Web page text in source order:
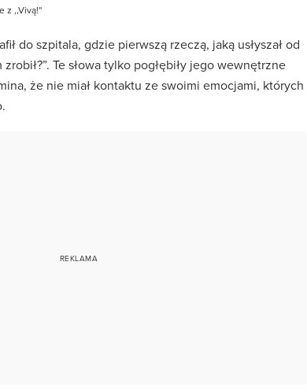
z ,,Vivą!''
do szpitala, gdzie pierwszą rzeczą, jaką usłyszał od
Te słowa tylko pogłębiły jego wewnętrzne
że nie miał kontaktu ze swoimi emocjami, których